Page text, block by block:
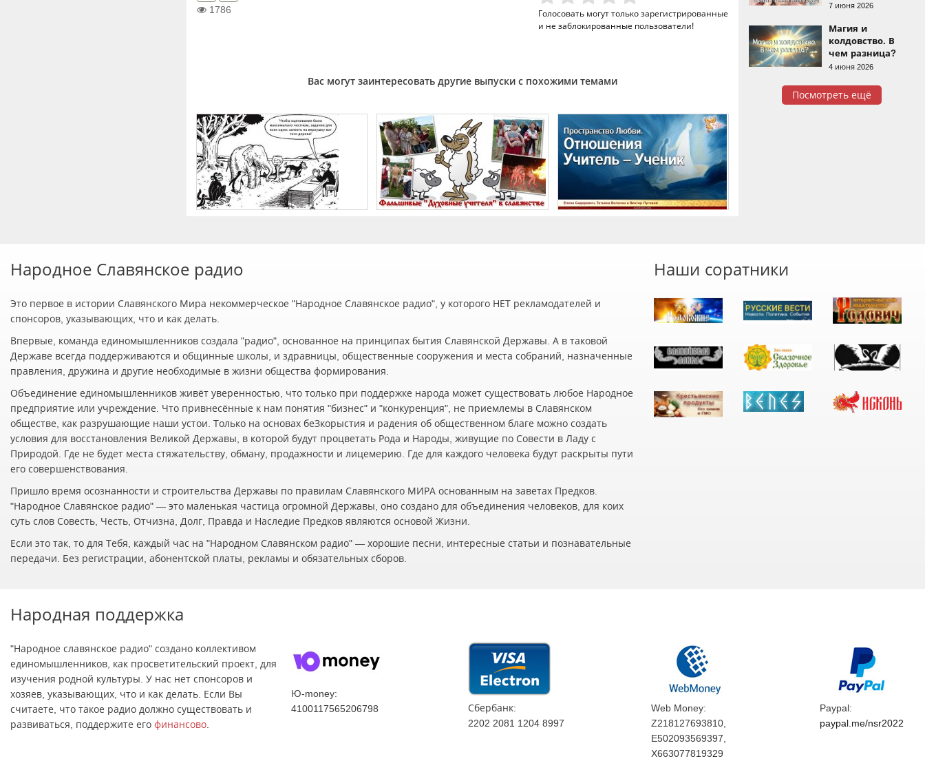
1786 Голосовать могут толькозарегистрированные
и не заблокированные пользователи!
Вас могут заинтересовать другие выпуски с похожими темами
7 июня 2026
Магия и
колдовство. В
чем разница?
4 июня 2026
Посмотреть ещё
Народное Славянское радио
Это первое в истории Славянского Мира некоммерческое "Народное Славянское радио", у которого НЕТ рекламодателей и
спонсоров, указывающих, что и как делать.
Впервые, команда единомышленников создала "радио", основанное на принципах бытия Славянской Державы. А в таковой
Державе всегда поддерживаются и общинные школы, и здравницы, общественные сооружения и места собраний, назначенные
правления, дружина и другие необходимые в жизни общества формирования.
Объединение единомышленников живёт уверенностью, что только при поддержке народа может существовать любое Народное
предприятие или учреждение. Что привнесённые к нам понятия "бизнес" и "конкуренция", не приемлемы в Славянском
обществе, как разрушающие наши устои. Только на основах беЗкорыстия и радения об общественном благе можно создать
условия для восстановления Великой Державы, в которой будут процветать Рода и Народы, живущие по Совести в Ладу с
Природой. Где не будет места стяжательству, обману, продажности и лицемерию. Где для каждого человека будут раскрыты пути
его совершенствования.
Пришло время осознанности и строительства Державы по правилам Славянского МИРА основанным на заветах Предков.
"Народное Славянское радио" — это маленькая частица огромной Державы, оно создано для объединения человеков, для коих
суть слов Совесть, Честь, Отчизна, Долг, Правда и Наследие Предков являются основой Жизни.
Если это так, то для Тебя, каждый час на "Народном Славянском радио" — хорошие песни, интересные статьи и познавательные
передачи. Без регистрации, абонентской платы, рекламы и обязательных сборов.
Наши соратники
Народная поддержка
"Народное славянское радио" создано коллективом
единомышленников, как просветительский проект, для
изучения родной культуры. У нас нет спонсоров и
хозяев, указывающих, что и как делать. Если Вы
считаете, что такое радио должно существовать и
развиваться, поддержите его финансово
Ю-money:
4100117565206798
Сбербанк:
2202 2081 1204 8997
Web Money:
Z218127693810,
E502093569397,
X663077819329
Paypal:
paypal.me/nsr2022